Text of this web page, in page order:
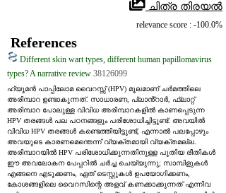
ചിത്ര തിരയൽ
relevance score : -100.0%
References
Different skin wart types, different human papillomavirus
types? A narrative review 38126099
ഹ്യൂമൻ പാപ്പിലോമ വൈറസ്സ് (HPV) മൂലമാണ് ചർമത്തിലെ
അരിമ്പാറ ഉണ്ടാകുന്നത്. സാധാരണ, പ്ലാൻ്റാർ, ഫ്ലാറ്റ്
അരിമ്പാറ പോലുള്ള വിവിധ അരിമ്പാറകളിൽ കാണപ്പെടുന്ന
HPV തരങ്ങൾ പല പഠനങ്ങളും പരിശോധിച്ചിട്ടുണ്ട്. അവയിൽ
വിവിധ HPV തരങ്ങൾ കണ്ടെത്തിയിട്ടുണ്ട്, എന്നാൽ പലപ്പോഴും
അവയുടെ കാരണമെന്തെന്ന് വ്യക്തമായി വ്യക്തമല്ല.
അരിമ്പാറയിൽ HPV പരിശോധിക്കുന്നതിനുള്ള പുതിയ രീതികൾ
ഈ അവലോകന പേപ്പറിൽ ചർച്ച ചെയ്യുന്നു; സാമ്പിളുകൾ
എങ്ങനെ എടുക്കണം, ഏത് ടെസ്റ്റുകൾ ഉപയോഗിക്കണം,
കോശങ്ങളിലെ വൈറസിന്റെ അളവ് കണക്കാക്കുന്നത് എന്നിവ